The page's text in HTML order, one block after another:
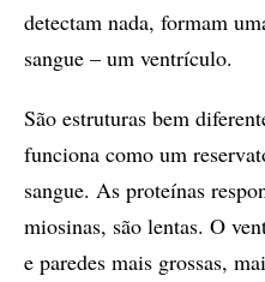
detectam nada, formam
sangue – um ventrículo.
São estruturas bem
funciona como um
sangue. As proteínas
miosinas, são lentas. O
e paredes mais grossas,